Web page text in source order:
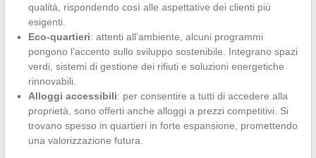
qualità, rispondendo così alle aspettative dei clienti più
esigenti.
Eco-quartieri: attenti all’ambiente, alcuni programmi
pongono l’accento sullo sviluppo sostenibile. Integrano spazi
verdi, sistemi di gestione dei rifiuti e soluzioni energetiche
rinnovabili.
Alloggi accessibili: per consentire a tutti di accedere alla
proprietà, sono offerti anche alloggi a prezzi competitivi. Si
trovano spesso in quartieri in forte espansione, promettendo
una valorizzazione futura.